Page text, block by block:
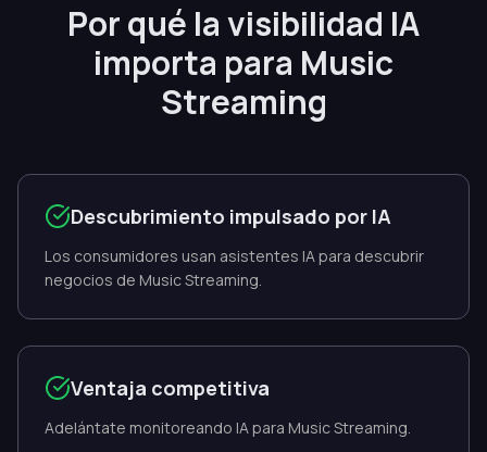
Por qué la visibilidad IA
importa para Music
Streaming
Descubrimiento impulsado por IA
Los consumidores usan asistentes IA para descubrir
negocios de Music Streaming.
Ventaja competitiva
Adelántate monitoreando IA para Music Streaming.